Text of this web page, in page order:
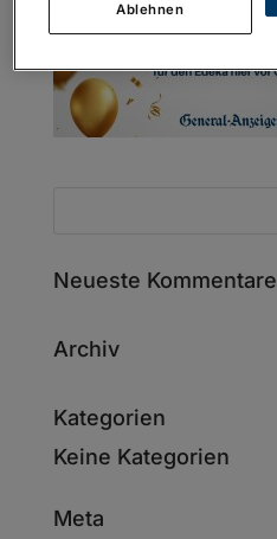
Neueste Kommentare
Archiv
Kategorien
Keine Kategorien
Meta
Ablehnen